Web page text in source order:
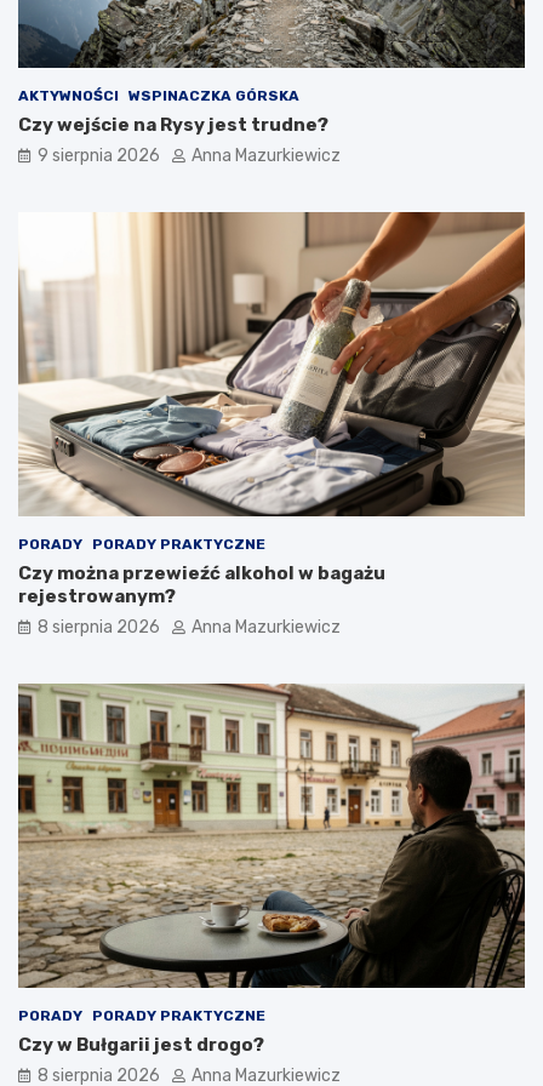
n
a
y
c
i
ę
c
i
e
r
ę
k
i
AKTYWNOŚCI WSPINACZKA GÓRSKA
Czy wejście na Rysy jest trudne?
9 sierpnia 2026 Anna Mazurkiewicz
PORADY PORADY PRAKTYCZNE
Czy można przewieźć alkohol w bagażu
rejestrowanym?
8 sierpnia 2026 Anna Mazurkiewicz
PORADY PORADY PRAKTYCZNE
Czy w Bułgarii jest drogo?
8 sierpnia 2026 Anna Mazurkiewicz